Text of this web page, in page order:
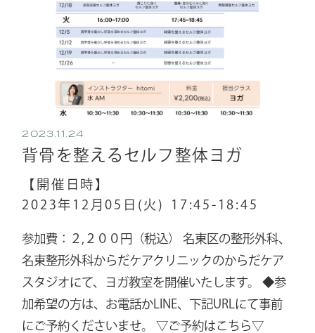
2023.11.24
背骨を整えるセルフ整体ヨガ
【開催日時】
2023年12月05日(火)
17:45-18:45
参加費：２,２００円（税込） 名東区の整形外科、
名東整形外科からだケアクリニックのからだケア
スタジオにて、ヨガ教室を開催いたします。 ◆参
加希望の方は、お電話かLINE、下記URLにて事前
にご予約くださいませ。 ▽ご予約はこちら▽